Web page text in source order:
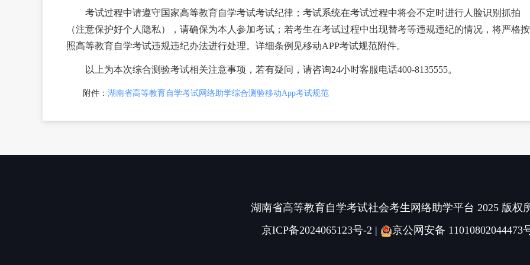
考试过程中请遵守国家高等教育自学考试考试纪律；考试系统在考试过程中将会不定时进行人脸识别抓拍
（注意保护好个人隐私），请确保为本人参加考试；若考生在考试过程中出现替考等违规违纪的情况，将严格按
照高等教育自学考试违规违纪办法进行处理。详细条例见移动APP考试规范附件。
以上为本次综合测验考试相关注意事项，若有疑问，请咨询24小时客服电话400-8135555。
附件： 湖南省高等教育自学考试网络助学综合测验移动App考试规范
湖南省高等教育自学考试社会考生网络助学平台 2025 版权
京ICP备2024065123号-2 | 京公网安备 11010802044473